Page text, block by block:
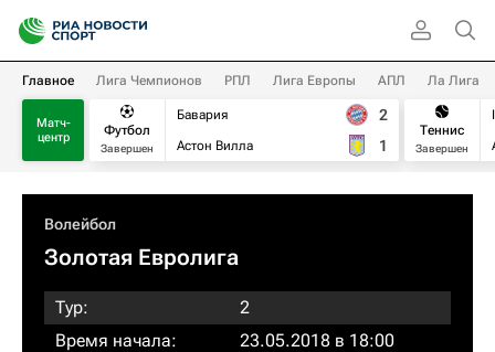
Главное Лига Чемпионов РПЛ Лига Европы АПЛ Ла Лига
Матч-
центр
Футбол
Завершен
Бавария
Астон Вилла
2
1
Теннис
Завершен
Волейбол
Золотая Евролига
Тур:
2
Время начала:
23.05.2018 в 18:00